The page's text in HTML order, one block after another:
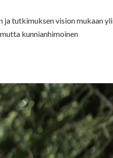
tutkimuksen vision mukaan yli
kunnianhimoinen